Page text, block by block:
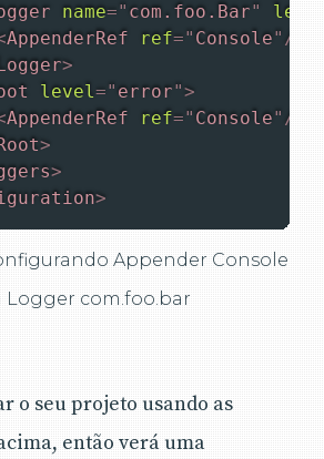
name=" com.foo.Bar"
AppenderRef ref=" Console" />
>
level=" error">
AppenderRef ref=" Console" />
>
>
>
Appender Console
Logger com.foo.bar
o seu projeto usando as
então verá uma